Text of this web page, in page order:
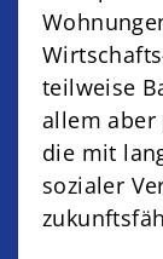
teilweise
allem aber
die mit
sozialer